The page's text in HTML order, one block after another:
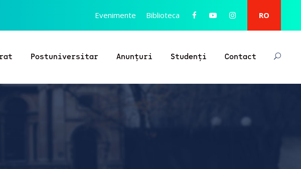
Evenimente Biblioteca RO
Postuniversitar Anunțuri Studenți Contact